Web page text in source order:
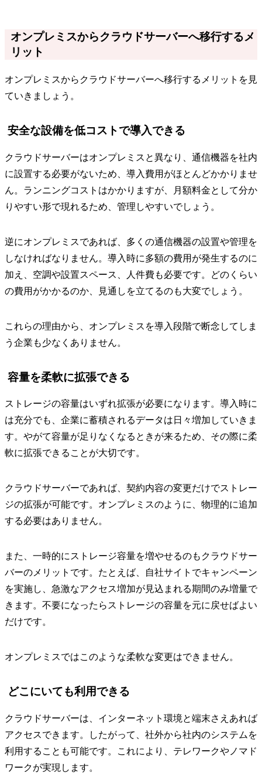
オンプレミスからクラウドサーバーへ移行するメ
リット
オンプレミスからクラウドサーバーへ移行するメリットを見
ていきましょう。
安全な設備を低コストで導入できる
クラウドサーバーはオンプレミスと異なり、通信機器を社内
に設置する必要がないため、導入費用がほとんどかかりませ
ん。ランニングコストはかかりますが、月額料金として分か
りやすい形で現れるため、管理しやすいでしょう。
逆にオンプレミスであれば、多くの通信機器の設置や管理を
しなければなりません。導入時に多額の費用が発生するのに
加え、空調や設置スペース、人件費も必要です。どのくらい
の費用がかかるのか、見通しを立てるのも大変でしょう。
これらの理由から、オンプレミスを導入段階で断念してしま
う企業も少なくありません。
容量を柔軟に拡張できる
ストレージの容量はいずれ拡張が必要になります。導入時に
は充分でも、企業に蓄積されるデータは日々増加していきま
す。やがて容量が足りなくなるときが来るため、その際に柔
軟に拡張できることが大切です。
クラウドサーバーであれば、契約内容の変更だけでストレー
ジの拡張が可能です。オンプレミスのように、物理的に追加
する必要はありません。
また、一時的にストレージ容量を増やせるのもクラウドサー
バーのメリットです。たとえば、自社サイトでキャンペーン
を実施し、急激なアクセス増加が見込まれる期間のみ増量で
きます。不要になったらストレージの容量を元に戻せばよい
だけです。
オンプレミスではこのような柔軟な変更はできません。
どこにいても利用できる
クラウドサーバーは、インターネット環境と端末さえあれば
アクセスできます。したがって、社外から社内のシステムを
利用することも可能です。これにより、テレワークやノマド
ワークが実現します。